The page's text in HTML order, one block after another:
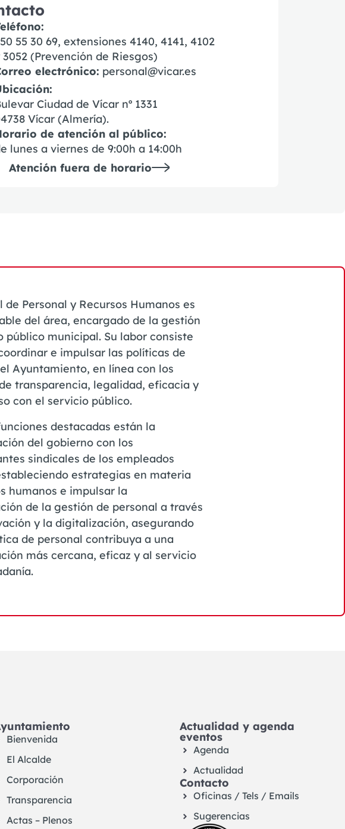
55 30 69, extensiones 4140, 4141, 4102
3052 (Prevención de Riesgos)
electrónico: personal@vicar.es
Ciudad de Vícar nº 1331
Vícar (Almería).
de atención al público:
lunes a viernes de 9:00h a 14:00h
Atención fuera de horario
de Personal y Recursos Humanos es
del área, encargado de la gestión
público municipal. Su labor consiste
e impulsar las políticas de
Ayuntamiento, en línea con los
transparencia, legalidad, eficacia y
con el servicio público.
destacadas están la
del gobierno con los
sindicales de los empleados
estrategias en materia
humanos e impulsar la
de la gestión de personal a través
y la digitalización, asegurando
de personal contribuya a una
más cercana, eficaz y al servicio
Bienvenida
El Alcalde
Corporación
Transparencia
Actas – Plenos
Actualidad y agenda
eventos
Agenda
Actualidad
Contacto
Oficinas / Tels / Emails
Sugerencias